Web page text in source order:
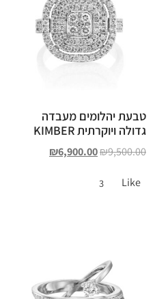
טבעת יהלומים מעבדה
גדולה ויוקרתית KIMBER
₪9,500.00
₪6,900.00
Like
3